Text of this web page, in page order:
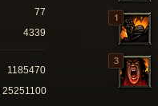
77
4339
1185470
25251100